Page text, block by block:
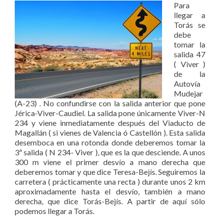
Para
llegar a
Torás se
debe
tomar la
salida 47
( Viver )
de la
Autovía
Mudejar
(A-23) . No confundirse con la salida anterior que pone
Jérica-Viver-Caudiel. La salida pone únicamente Viver-N
234 y viene inmediatamente después del Viaducto de
Magallán ( si vienes de Valencia ó Castellón ). Esta salida
desemboca en una rotonda donde deberemos tomar la
3ª salida ( N 234- Viver ), que es la que desciende. A unos
300 m viene el primer desvío a mano derecha que
deberemos tomar y que dice Teresa-Bejís. Seguiremos la
carretera ( prácticamente una recta ) durante unos 2 km
aproximadamente hasta el desvío, también a mano
derecha, que dice Torás-Bejís. A partir de aquí sólo
podemos llegar a Torás.